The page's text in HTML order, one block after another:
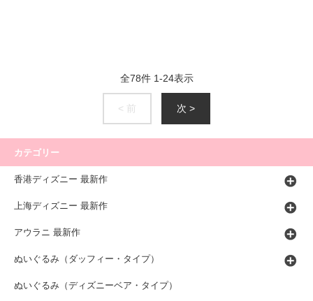
全78件 1-24表示
< 前 次 >
カテゴリー
香港ディズニー 最新作
上海ディズニー 最新作
アウラニ 最新作
ぬいぐるみ（ダッフィー・タイプ）
ぬいぐるみ（ディズニーベア・タイプ）